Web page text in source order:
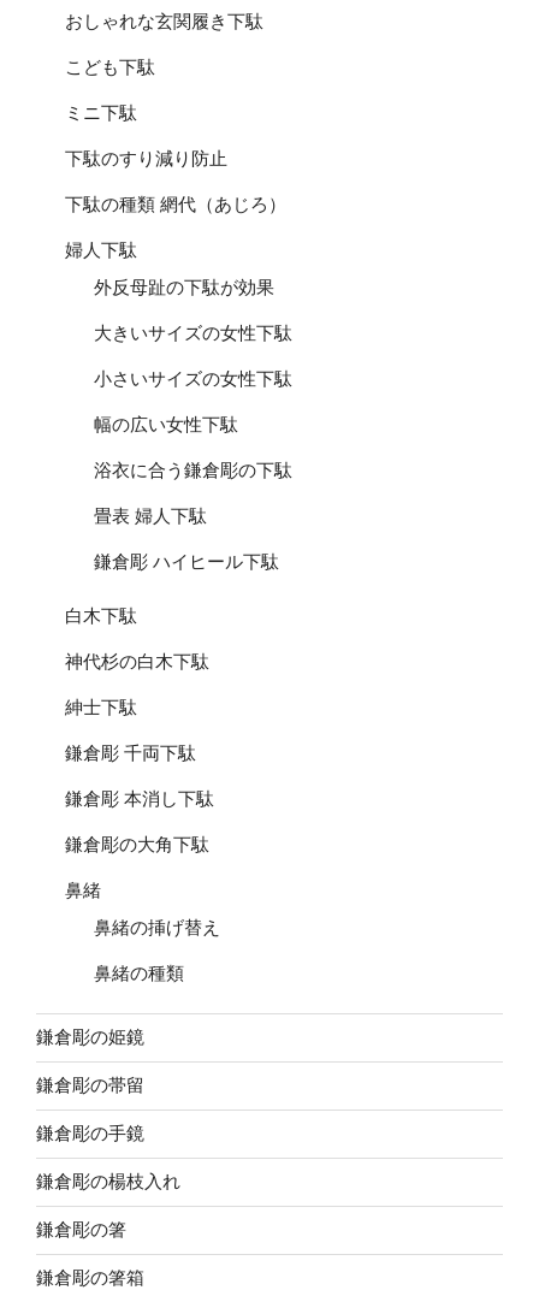
おしゃれな玄関履き下駄
こども下駄
ミニ下駄
下駄のすり減り防止
下駄の種類 網代（あじろ）
婦人下駄
外反母趾の下駄が効果
大きいサイズの女性下駄
小さいサイズの女性下駄
幅の広い女性下駄
浴衣に合う鎌倉彫の下駄
畳表 婦人下駄
鎌倉彫 ハイヒール下駄
白木下駄
神代杉の白木下駄
紳士下駄
鎌倉彫 千両下駄
鎌倉彫 本消し下駄
鎌倉彫の大角下駄
鼻緒
鼻緒の挿げ替え
鼻緒の種類
鎌倉彫の姫鏡
鎌倉彫の帯留
鎌倉彫の手鏡
鎌倉彫の楊枝入れ
鎌倉彫の箸
鎌倉彫の箸箱